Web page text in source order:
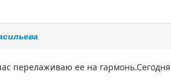
перелаживаю ее на